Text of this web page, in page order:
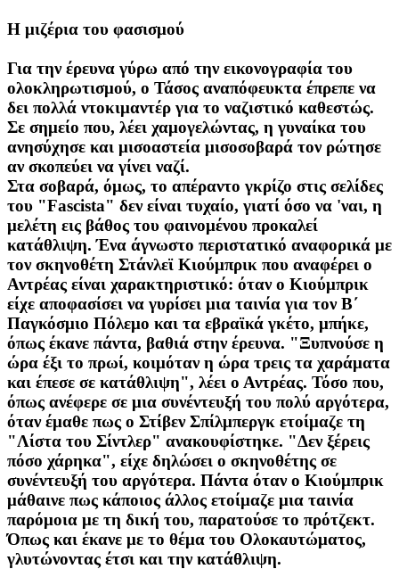
Η μιζέρια του φασισμού
Για την έρευνα γύρω από την εικονογραφία του
ολοκληρωτισμού, ο Τάσος αναπόφευκτα έπρεπε να
δει πολλά ντοκιμαντέρ για το ναζιστικό καθεστώς.
Σε σημείο που, λέει χαμογελώντας, η γυναίκα του
ανησύχησε και μισοαστεία μισοσοβαρά τον ρώτησε
αν σκοπεύει να γίνει ναζί.
Στα σοβαρά, όμως, το απέραντο γκρίζο στις σελίδες
του "Fascista" δεν είναι τυχαίο, γιατί όσο να 'ναι, η
μελέτη εις βάθος του φαινομένου προκαλεί
κατάθλιψη. Ένα άγνωστο περιστατικό αναφορικά με
τον σκηνοθέτη Στάνλεϊ Κιούμπρικ που αναφέρει ο
Αντρέας είναι χαρακτηριστικό: όταν ο Κιούμπρικ
είχε αποφασίσει να γυρίσει μια ταινία για τον Β΄
Παγκόσμιο Πόλεμο και τα εβραϊκά γκέτο, μπήκε,
όπως έκανε πάντα, βαθιά στην έρευνα. "Ξυπνούσε η
ώρα έξι το πρωί, κοιμόταν η ώρα τρεις τα χαράματα
και έπεσε σε κατάθλιψη", λέει ο Αντρέας. Τόσο που,
όπως ανέφερε σε μια συνέντευξή του πολύ αργότερα,
όταν έμαθε πως ο Στίβεν Σπίλμπεργκ ετοίμαζε τη
"Λίστα του Σίντλερ" ανακουφίστηκε. "Δεν ξέρεις
πόσο χάρηκα", είχε δηλώσει ο σκηνοθέτης σε
συνέντευξή του αργότερα. Πάντα όταν ο Κιούμπρικ
μάθαινε πως κάποιος άλλος ετοίμαζε μια ταινία
παρόμοια με τη δική του, παρατούσε το πρότζεκτ.
Όπως και έκανε με το θέμα του Ολοκαυτώματος,
γλυτώνοντας έτσι και την κατάθλιψη.